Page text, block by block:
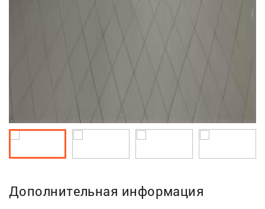
Дополнительная информация